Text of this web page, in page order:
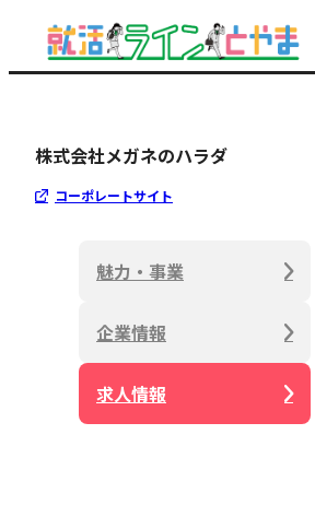
株式会社メガネのハラダ
コーポレートサイト
魅力・事業
企業情報
求人情報